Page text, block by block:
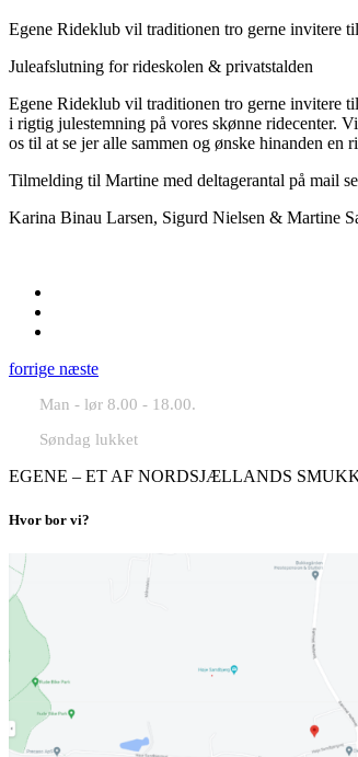
Egene Rideklub vil traditionen tro gerne invitere
Juleafslutning for rideskolen & privatstalden
Egene Rideklub vil traditionen tro gerne invitere
i rigtig julestemning på vores skønne ridecenter.
os til at se jer alle sammen og ønske hinanden
Tilmelding til Martine med deltagerantal på mail
Karina Binau Larsen, Sigurd Nielsen & Martine
forrige næste
Man - lør 8.00 - 18.00.
Søndag lukket
EGENE – ET AF NORDSJÆLLANDS
Hvor bor vi?